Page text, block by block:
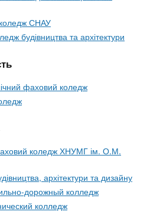
СНАУ
будівництва та архітектури
фаховий коледж
коледж ХНУМГ ім. О.М.
архітектури та дизайну
дорожный колледж
колледж